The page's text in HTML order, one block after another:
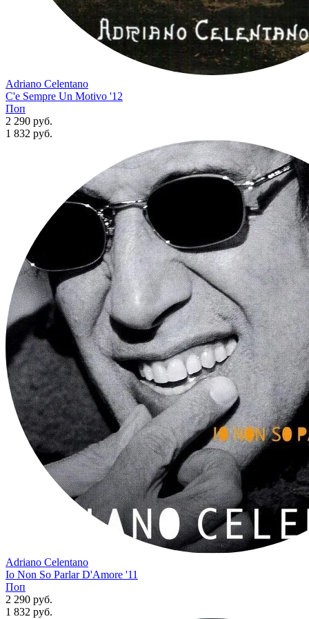
Adriano Celentano
C'e Sempre Un Motivo '12
Поп
2 290 руб.
1 832 руб.
Adriano Celentano
Io Non So Parlar D'Amore '11
Поп
2 290 руб.
1 832 руб.